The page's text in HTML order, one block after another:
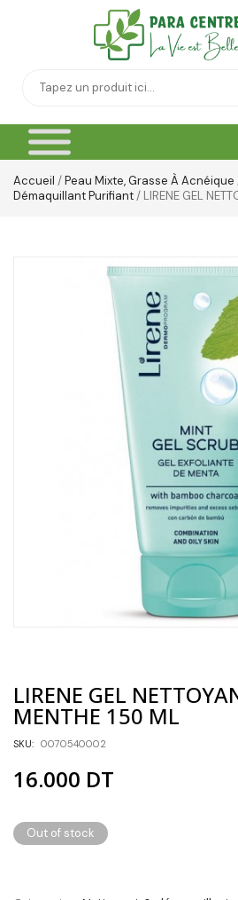
Accueil /Peau Mixte, Grasse À Acnéique
Démaquillant Purifiant/ LIRENE GEL
LIRENE GEL
MENTHE 150 ML
SKU: 0070540002
16.000 DT
Out of stock